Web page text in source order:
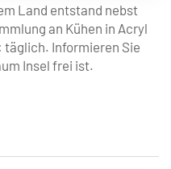
Land entstand nebst
an Kühen in Acryl
Informieren Sie
Insel frei ist.